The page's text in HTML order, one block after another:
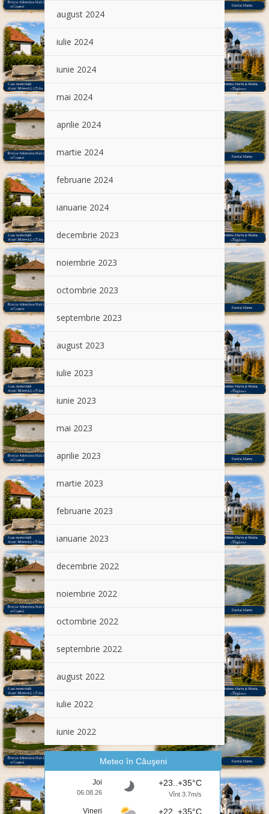
august 2024
iulie 2024
iunie 2024
mai 2024
aprilie 2024
martie 2024
februarie 2024
ianuarie 2024
decembrie 2023
noiembrie 2023
octombrie 2023
septembrie 2023
august 2023
iulie 2023
iunie 2023
mai 2023
aprilie 2023
martie 2023
februarie 2023
ianuarie 2023
decembrie 2022
noiembrie 2022
octombrie 2022
septembrie 2022
august 2022
iulie 2022
iunie 2022
Meteo în Căuşeni
Joi
06.08.26
+23..+35°C
Vînt 3.7m/s
Vineri +22..+35°C